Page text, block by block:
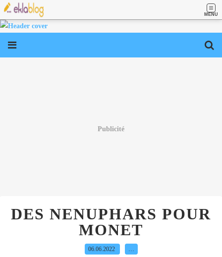
MENU
Publicité
DES NENUPHARS POUR
MONET
06.06.2022 …